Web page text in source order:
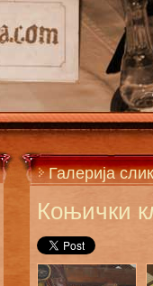
Галерија
Коњички